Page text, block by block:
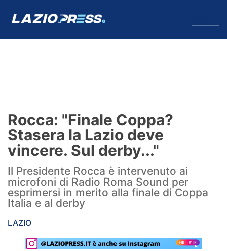
Formello
Infortuni
Primavera
Calciomercato
Lazio Women
Rassegna Lazio
Rocca: "Finale Coppa?
Stasera la Lazio deve
vincere. Sul derby..."
Il Presidente Rocca è intervenuto ai
microfoni di Radio Roma Sound per
esprimersi in merito alla finale di Coppa
Italia e al derby
LAZIO